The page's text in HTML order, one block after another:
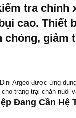
tra chính
cao. Thiết
giảm
Argeo được ứng
trang trại chăn nuôi
Đang Cần Hệ